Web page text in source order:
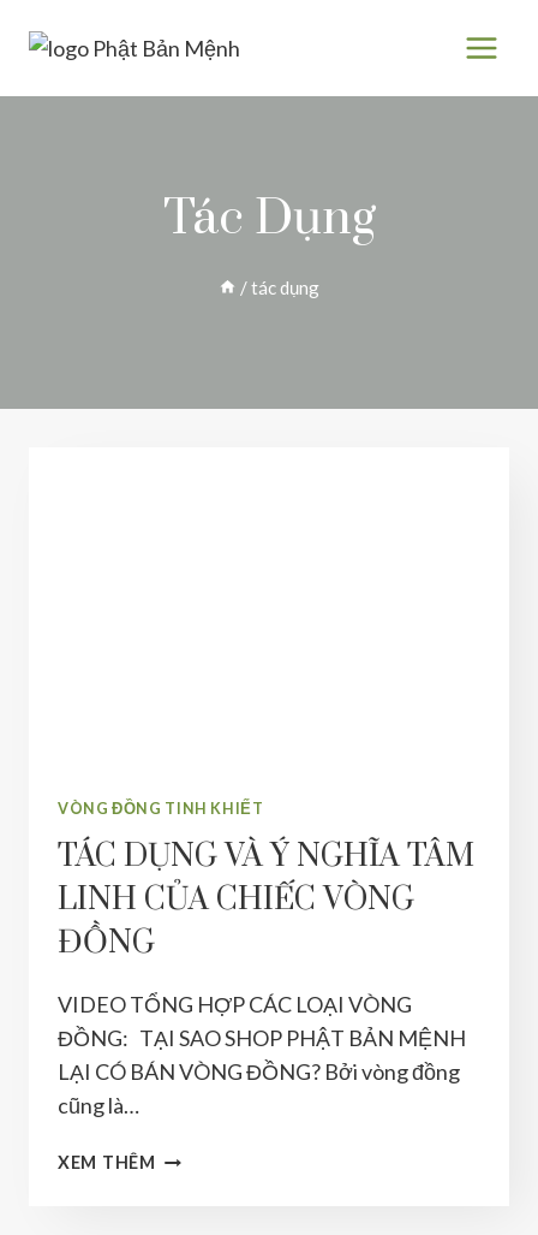
Tác Dụng
/tác dụng
VÒNG ĐỒNG TINH KHIẾT
TÁC DỤNG VÀ Ý NGHĨA TÂM
LINH CỦA CHIẾC VÒNG
ĐỒNG
VIDEO TỔNG HỢP CÁC LOẠI VÒNG
ĐỒNG: TẠI SAO SHOP PHẬT BẢN MỆNH
LẠI CÓ BÁN VÒNG ĐỒNG? Bởi vòng đồng
cũng là…
XEM THÊM TÁC